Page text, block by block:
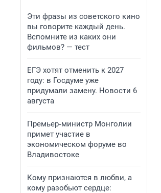
Эти фразы из советского кино
вы говорите каждый день.
Вспомните из каких они
фильмов? — тест
ЕГЭ хотят отменить к 2027
году: в Госдуме уже
придумали замену. Новости 6
августа
Премьер‑министр Монголии
примет участие в
экономическом форуме во
Владивостоке
Кому признаются в любви, а
кому разобьют сердце: